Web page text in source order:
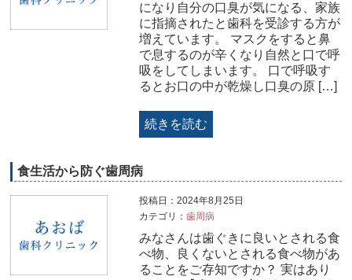
になり自分の口臭が気になる、家族
に指摘されたと歯科を受診する方が
増えています。 マスクをすると鼻
で息するのが辛くなり自然と口で呼
吸をしてしまいます。 口で呼吸す
るとお口の中が乾燥し口臭の原 […]
続きを読む
食生活から防ぐ歯周病
投稿日：2024年8月25日
カテゴリ： 歯周病
みなさんは歯ぐきに良いとされる食
べ物、良くないとされる食べ物があ
ることをご存知ですか？ 実はあり